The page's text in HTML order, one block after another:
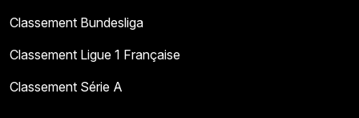
Classement Bundesliga
Classement Ligue 1 Française
Classement Série A